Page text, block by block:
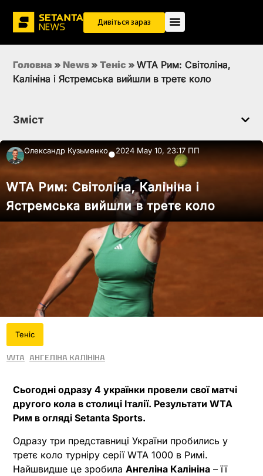
Дивіться зараз
Головна » News » Теніс » WTA Рим: Світоліна,
Калініна і Ястремська вийшли в третє коло
Зміст
Олександр Кузьменко●2024 May 10, 23:17 ПП
WTA Рим: Світоліна, Калініна і
Ястремська вийшли в третє коло
Теніс
WTA Ангеліна Калініна
Сьогодні одразу 4 українки провели свої матчі
другого кола в столиці Італії. Результати WTA
Рим в огляді Setanta Sports.
Одразу три представниці України пробились у
третє коло турніру серії WTA 1000 в Римі.
Найшвидше це зробила Ангеліна Калініна – її